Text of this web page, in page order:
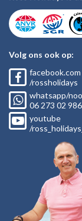
Volg ons ook op:
facebook.com
/rossholidays
whatsapp/
06 273 02 986
youtube
/